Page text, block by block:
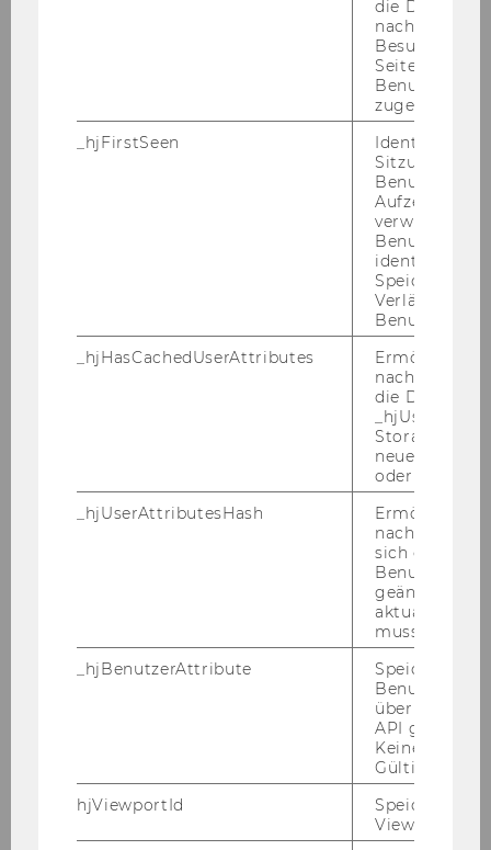
Univ.Prof.Dr. Günter Schweiger
Institut für Werbewissenschaft
und Marktforschung
172) Bevollmächtigung/ Department
Öffentliches Recht und Steuerrecht
Gemäß § 8 Abs 2 der Richtlinie des Rektorats
Arbeitnehmerinnen und Arbeitnehmern der
Wirtschaftsuniversität Wien (Mitteilungsblatt
21. Stück, Nr. 102, vom 27.1.2004, in der Fassung
Mitteilungsblatt, 26. Stück, Nr. 146 vom
29.2.2008) werden folgende Personen
bevollmächtigt, im jeweiligen Wirkungsbereich
und im Rahmen der jeweils zur Verfügung
stehenden Budgetmittel Rechtsgeschäfte
gemäß § 3 der Richtlinie abzuschließen:
o.Univ.Prof Dr. Wolfgang
die Daten von
Besuchen
Seite
Benutzer-ID
zugeordnet
_hjFirstSeen Identifiziert
Sitzung eines
Benutzers.
verwendet,
identifizieren.
Verlängert
_hjHasCachedUserAttributes
Ermöglicht
die Daten in
Storage auf
neuesten
oder nicht.
_hjUserAttributesHash
Ermöglicht
sich ein
geändert hat
aktualisiert
muss.
_hjBenutzerAttribute
Speichert
über die
API gesendet
Keine
hjViewportId
Speichert
Viewport-